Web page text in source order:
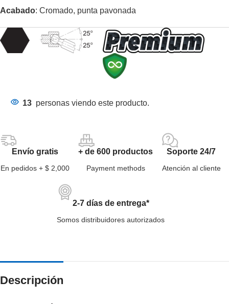
Acabado: Cromado, punta pavonada
13 personas viendo este producto.
Envío gratis
En pedidos + $ 2,000
+ de 600 productos
Payment methods
Soporte 24/7
Atención al cliente
2-7 días de entrega*
Somos distribuidores autorizados
Descripción